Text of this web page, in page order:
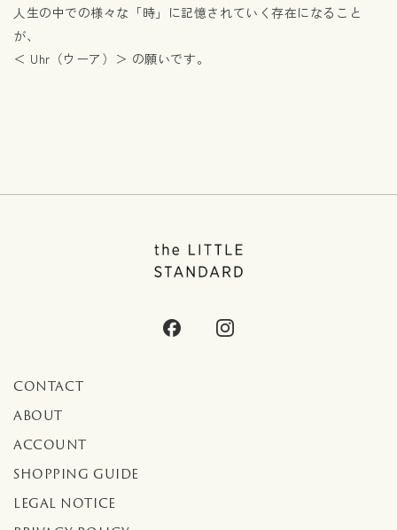
人生の中での様々な「時」に記憶されていく存在になること
が、
＜ Uhr（ウーア）＞ の願いです。
CONTACT
ABOUT
ACCOUNT
SHOPPING GUIDE
LEGAL NOTICE